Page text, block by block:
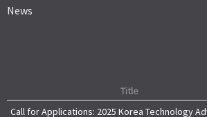
News
Title